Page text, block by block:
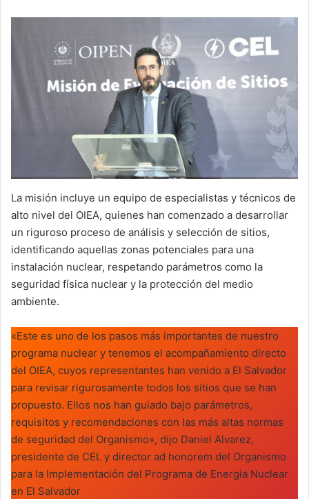
La misión incluye un equipo de especialistas y técnicos de
alto nivel del OIEA, quienes han comenzado a desarrollar
un riguroso proceso de análisis y selección de sitios,
identificando aquellas zonas potenciales para una
instalación nuclear, respetando parámetros como la
seguridad física nuclear y la protección del medio
ambiente.
«Este es uno de los pasos más importantes de nuestro
programa nuclear y tenemos el acompañamiento directo
del OIEA, cuyos representantes han venido a El Salvador
para revisar rigurosamente todos los sitios que se han
propuesto. Ellos nos han guiado bajo parámetros,
requisitos y recomendaciones con las más altas normas
de seguridad del Organismo», dijo Daniel Alvarez,
presidente de CEL y director ad honorem del Organismo
para la Implementación del Programa de Energia Nuclear
en El Salvador